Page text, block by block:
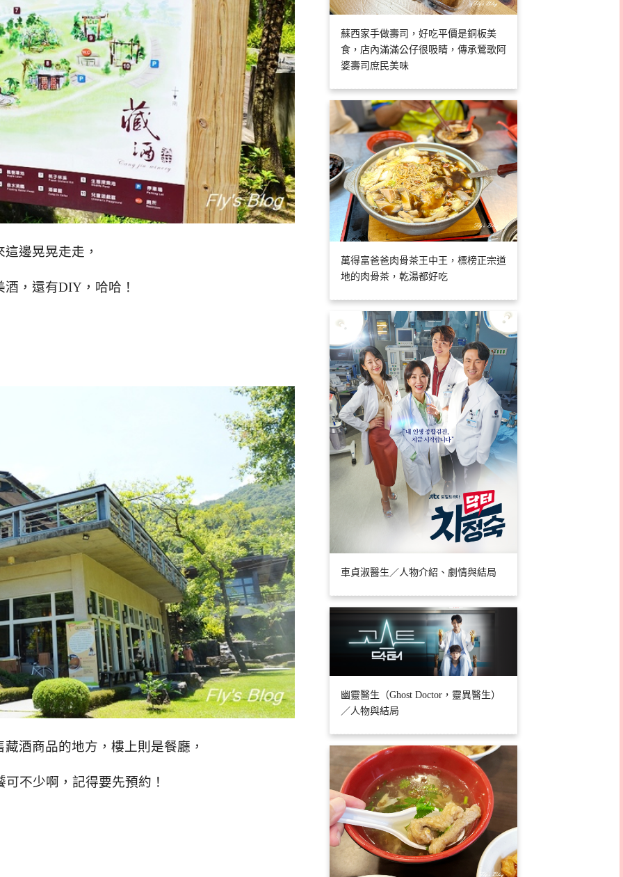
邊晃晃走走，
，還有DIY，哈哈！
酒商品的地方，樓上則是餐廳，
不少啊，記得要先預約！
蘇西家手做壽司，好吃平價是銅板美
食，店內滿滿公仔很吸睛，傳承鶯歌阿
婆壽司庶民美味
萬得富爸爸肉骨茶王中王，標榜正宗道
地的肉骨茶，乾湯都好吃
車貞淑醫生／人物介紹、劇情與結局
幽靈醫生（Ghost Doctor，靈異醫生）
／人物與結局